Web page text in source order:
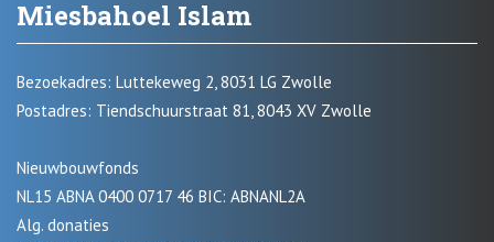
Miesbahoel Islam
Bezoekadres: Luttekeweg 2, 8031 LG Zwolle
Postadres: Tiendschuurstraat 81, 8043 XV Zwolle
Nieuwbouwfonds
NL15 ABNA 0400 0717 46 BIC: ABNANL2A
Alg. donaties